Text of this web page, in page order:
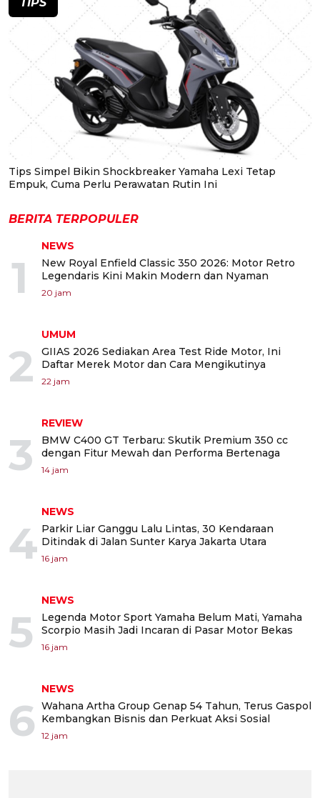
TIPS
Tips Simpel Bikin Shockbreaker Yamaha Lexi Tetap
Empuk, Cuma Perlu Perawatan Rutin Ini
BERITA TERPOPULER
1
NEWS
New Royal Enfield Classic 350 2026: Motor Retro
Legendaris Kini Makin Modern dan Nyaman
20 jam
2
UMUM
GIIAS 2026 Sediakan Area Test Ride Motor, Ini
Daftar Merek Motor dan Cara Mengikutinya
22 jam
3
REVIEW
BMW C400 GT Terbaru: Skutik Premium 350 cc
dengan Fitur Mewah dan Performa Bertenaga
14 jam
4
NEWS
Parkir Liar Ganggu Lalu Lintas, 30 Kendaraan
Ditindak di Jalan Sunter Karya Jakarta Utara
16 jam
5
NEWS
Legenda Motor Sport Yamaha Belum Mati, Yamaha
Scorpio Masih Jadi Incaran di Pasar Motor Bekas
16 jam
6
NEWS
Wahana Artha Group Genap 54 Tahun, Terus Gaspol
Kembangkan Bisnis dan Perkuat Aksi Sosial
12 jam